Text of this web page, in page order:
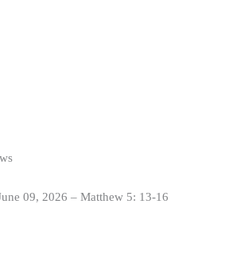
09, 2026 – Matthew 5: 13-16